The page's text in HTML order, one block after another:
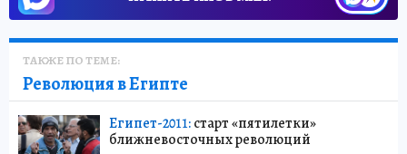
ТАКЖЕ ПО ТЕМЕ:
Революция в Египте
Египет-2011:старт «пятилетки»
ближневосточных революций